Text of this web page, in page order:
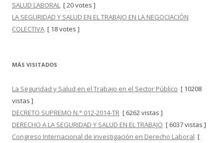
SALUD LABORAL [ 20 votes ]
LA SEGURIDAD Y SALUD EN EL TRABAJO EN LA NEGOCIACIÓN
COLECTIVA [ 18 votes ]
MÁS VISITADOS
La Seguridad y Salud en el Trabajo en el Sector Público [ 10208
vistas ]
DECRETO SUPREMO N.° 012-2014-TR [ 6262 vistas ]
DERECHO A LA SEGURIDAD Y SALUD EN EL TRABAJO [ 6037 vistas ]
Congreso Internacional de investigación en Derecho Laboral [